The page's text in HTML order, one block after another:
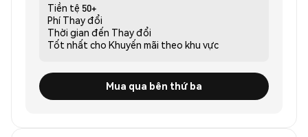
Tiền tệ 50+
Phí Thay đổi
Thời gian đến Thay đổi
Tốt nhất cho Khuyến mãi theo khu vực
Mua qua bên thứ ba